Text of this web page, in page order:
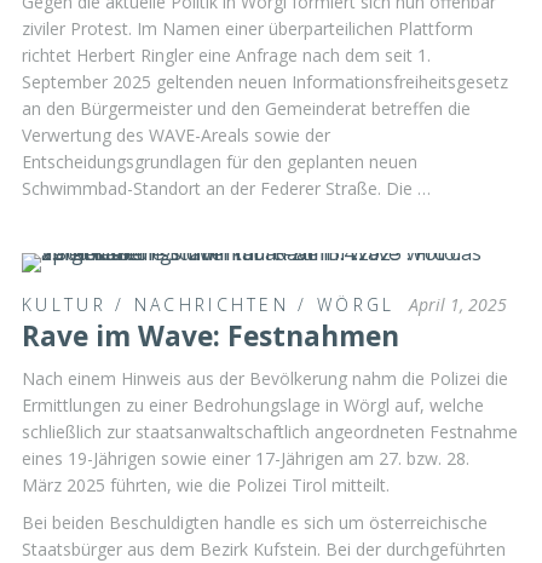
ziviler Protest. Im Namen einer überparteilichen Plattform
richtet Herbert Ringler eine Anfrage nach dem seit 1.
September 2025 geltenden neuen Informationsfreiheitsgesetz
an den Bürgermeister und den Gemeinderat betreffen die
Verwertung des WAVE-Areals sowie der
Entscheidungsgrundlagen für den geplanten neuen
Schwimmbad-Standort an der Federer Straße. Die …
KULTUR / NACHRICHTEN /WÖRGL April 1, 2025
Rave im Wave: Festnahmen
Nach einem Hinweis aus der Bevölkerung nahm die Polizei die
Ermittlungen zu einer Bedrohungslage in Wörgl auf, welche
schließlich zur staatsanwaltschaftlich angeordneten Festnahme
eines 19-Jährigen sowie einer 17-Jährigen am 27. bzw. 28.
März 2025 führten, wie die Polizei Tirol mitteilt.
Bei beiden Beschuldigten handle es sich um österreichische
Staatsbürger aus dem Bezirk Kufstein. Bei der durchgeführten